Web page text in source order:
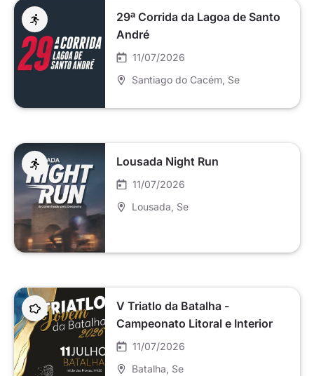
29ª Corrida da Lagoa de Santo
André
11/07/2026
Santiago do Cacém , Se
Lousada Night Run
11/07/2026
Lousada , Se
V Triatlo da Batalha -
Campeonato Litoral e Interior
Centro Jovem
11/07/2026
Batalha , Se